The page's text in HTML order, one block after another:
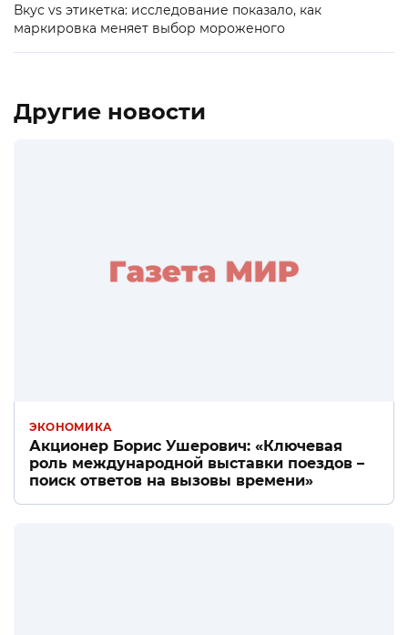
Вкус vs этикетка: исследование показало, как
маркировка меняет выбор мороженого
Другие новости
ЭКОНОМИКА
Акционер Борис Ушерович: «Ключевая
роль международной выставки поездов –
поиск ответов на вызовы времени»